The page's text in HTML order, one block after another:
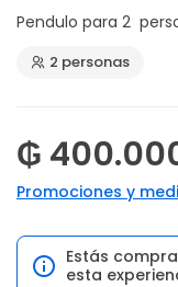
Pendulo para 2
2 personas
₲
Promociones y
Estás
esta